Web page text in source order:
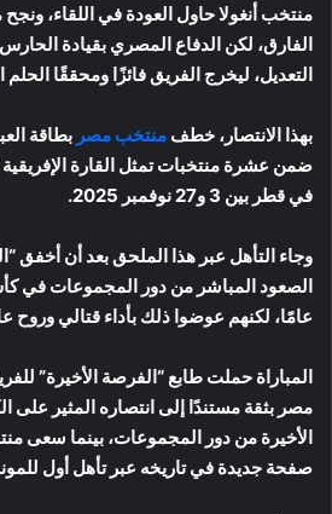
منتخب أنغولا حاول العودة في اللقاء،
الفارق، لكن الدفاع المصري بقيادة
التعديل، ليخرج الفريق فائزًا ومحققًا الحلم
بهذا الانتصار، خطف منتخب مصر بطاقة
ضمن عشرة منتخبات تمثل القارة
في قطر بين 3 و27 نوفمبر 2025.
وجاء التأهل عبر هذا الملحق بعد أن أخفق
عامًا، لكنهم عوضوا ذلك بأداء قتالي وروح
المباراة حملت طابع “الفرصة الأخيرة”
مصر بثقة مستندًا إلى انتصاره المثير على
الأخيرة من دور المجموعات، بينما سعى
صفحة جديدة في تاريخه عبر تأهل أول